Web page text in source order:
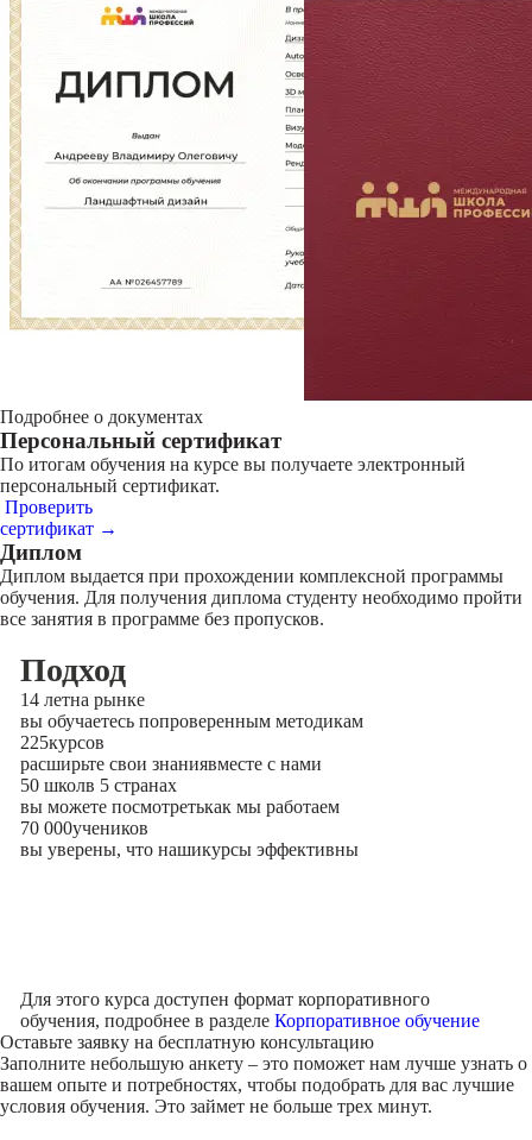
Подробнее о документах
Персональный сертификат
По итогам обучения на курсе вы получаете электронный
персональный сертификат.
Проверить
сертификат →
Диплом
Диплом выдается при прохождении комплексной программы
обучения. Для получения диплома студенту необходимо пройти
все занятия в программе без пропусков.
Подход
14 летна рынке
вы обучаетесь попроверенным методикам
225курсов
расширьте свои знаниявместе с нами
50 школв 5 странах
вы можете посмотретькак мы работаем
70 000учеников
вы уверены, что нашикурсы эффективны
Для этого курса доступен формат корпоративного
обучения, подробнее в разделе Корпоративное обучение
Оставьте заявку на бесплатную консультацию
Заполните небольшую анкету – это поможет нам лучше узнать о
вашем опыте и потребностях, чтобы подобрать для вас лучшие
условия обучения. Это займет не больше трех минут.